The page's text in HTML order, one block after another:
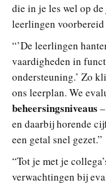
die in je les wel op
leerlingen
“’De leerlingen
vaardigheden in
ondersteuning.’ Zo
ons leerplan. We
beheersingsniveaus
en daarbij horende
een getal snel gezet.”
“Tot je met je
verwachtingen bij